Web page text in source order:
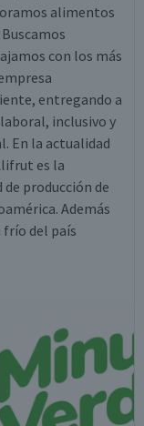
alimentos
con los más
entregando a
inclusivo y
En la actualidad
es la
producción de
Además
frío del país